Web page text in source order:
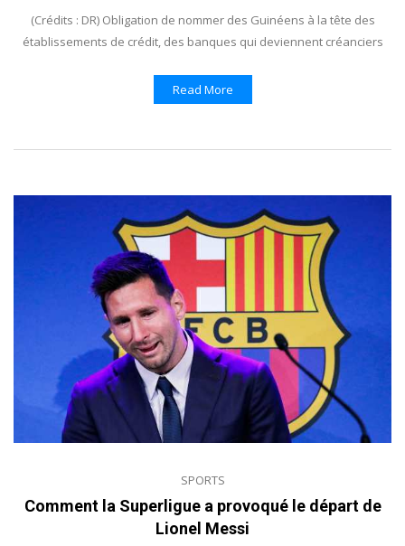
(Crédits : DR) Obligation de nommer des Guinéens à la tête des
établissements de crédit, des banques qui deviennent créanciers
Read More
SPORTS
Comment la Superligue a provoqué le départ de
Lionel Messi